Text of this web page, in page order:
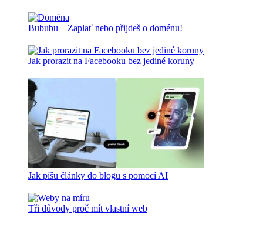
Bububu – Zaplať nebo přijdeš o doménu!
Jak prorazit na Facebooku bez jediné koruny
Jak píšu články do blogu s pomocí AI
Tři důvody proč mít vlastní web